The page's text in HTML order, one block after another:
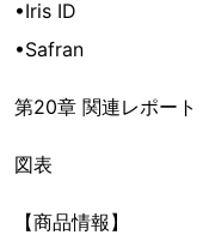
•Iris ID
•Safran
第20章 関連レポート
図表
【商品情報】